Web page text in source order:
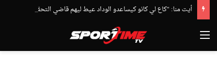
القائمة